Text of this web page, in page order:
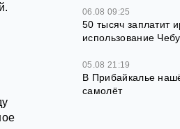
06.08 09:25
50 тысяч заплатит
использование
05.08 21:19
В Прибайкалье
самолёт